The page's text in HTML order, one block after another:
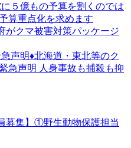
５億もの予算を割くのでは
算重点化を求めます
がクマ被害対策パッケージ
声明♦️北海道・東北等のク
急声明 人身事故も捕殺も抑
募集】①野生動物保護担当